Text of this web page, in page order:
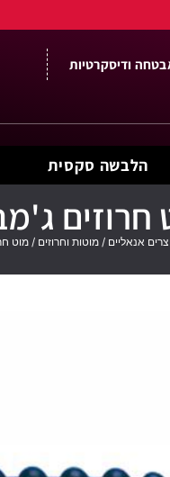
ודיסקרטיות
הלבשה סקסית
חרוזים
אנאליים / מוטות וחרוזים / מוט